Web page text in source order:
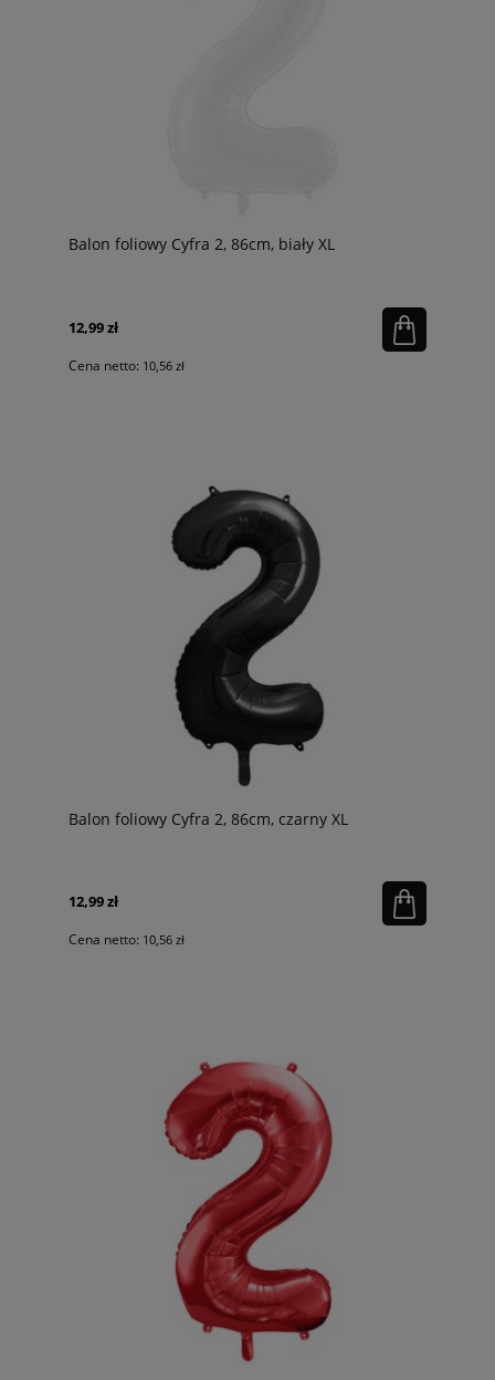
Balon foliowy Cyfra 2, 86cm, biały XL
12,99 zł
Cena netto: 10,56 zł
Balon foliowy Cyfra 2, 86cm, czarny XL
12,99 zł
Cena netto: 10,56 zł